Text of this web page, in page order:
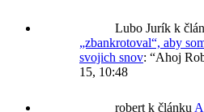
Lubo Jurík k
„zbankrotoval“, aby
svojich snov: “Ahoj
15, 10:48
robert k článku